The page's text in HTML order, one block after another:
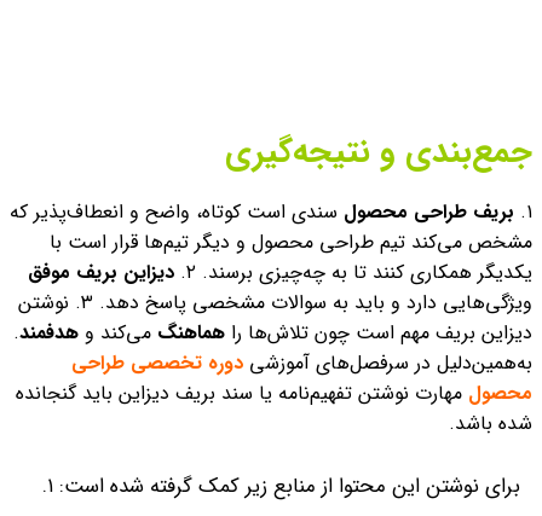
جمع‌بندی و نتیجه‌گیری
۱. بریف طراحی محصول سندی است کوتاه، واضح و انعطاف‌پذیر که
مشخص می‌کند تیم طراحی محصول و دیگر تیم‌ها قرار است با
یکدیگر همکاری کنند تا به چه‌چیزی برسند. ۲. دیزاین بریف موفق
ویژگی‌هایی دارد و باید به سوالات مشخصی پاسخ دهد.
۳. نوشتن
دیزاین بریف مهم است چون تلاش‌ها را هماهنگ می‌کند و هدفمند.
به‌‌همین‌دلیل در سرفصل‌های آموزشی دوره تخصصی طراحی
محصول مهارت نوشتن تفهیم‌نامه یا سند بریف دیزاین باید گنجانده
شده باشد.
برای نوشتن این محتوا از منابع زیر کمک گرفته شده است: ۱.